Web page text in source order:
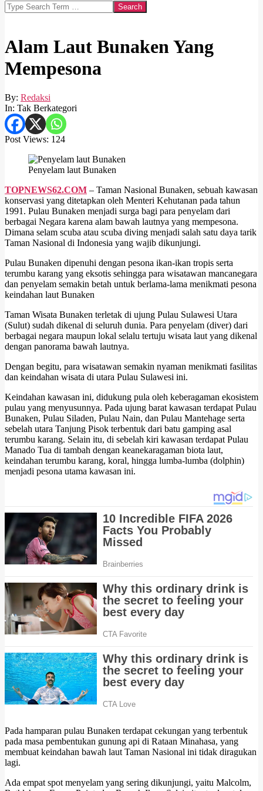
Search
Alam Laut Bunaken Yang
Mempesona
By: Redaksi
In: Tak Berkategori
Post Views: 124
Penyelam laut Bunaken
TOPNEWS62.COM – Taman Nasional Bunaken, sebuah kawasan
konservasi yang ditetapkan oleh Menteri Kehutanan pada tahun
1991. Pulau Bunaken menjadi surga bagi para penyelam dari
berbagai Negara karena alam bawah lautnya yang mempesona.
Dimana selam scuba atau scuba diving menjadi salah satu daya tarik
Taman Nasional di Indonesia yang wajib dikunjungi.
Pulau Bunaken dipenuhi dengan pesona ikan-ikan tropis serta
terumbu karang yang eksotis sehingga para wisatawan mancanegara
dan penyelam semakin betah untuk berlama-lama menikmati pesona
keindahan laut Bunaken
Taman Wisata Bunaken terletak di ujung Pulau Sulawesi Utara
(Sulut) sudah dikenal di seluruh dunia. Para penyelam (diver) dari
berbagai negara maupun lokal selalu tertuju wisata laut yang dikenal
dengan panorama bawah lautnya.
Dengan begitu, para wisatawan semakin nyaman menikmati fasilitas
dan keindahan wisata di utara Pulau Sulawesi ini.
Keindahan kawasan ini, didukung pula oleh keberagaman ekosistem
pulau yang menyusunnya. Pada ujung barat kawasan terdapat Pulau
Bunaken, Pulau Siladen, Pulau Nain, dan Pulau Mantehage serta
sebelah utara Tanjung Pisok terbentuk dari batu gamping asal
terumbu karang. Selain itu, di sebelah kiri kawasan terdapat Pulau
Manado Tua di tambah dengan keanekaragaman biota laut,
keindahan terumbu karang, koral, hingga lumba-lumba (dolphin)
menjadi pesona utama kawasan ini.
Pada hamparan pulau Bunaken terdapat cekungan yang terbentuk
pada masa pembentukan gunung api di Rataan Minahasa, yang
membuat keindahan bawah laut Taman Nasional ini tidak diragukan
lagi.
Ada empat spot menyelam yang sering dikunjungi, yaitu Malcolm,